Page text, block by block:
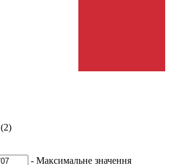
(2)
- Максимальне значення